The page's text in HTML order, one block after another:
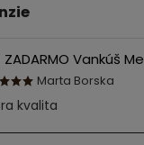
Marta Borska
kvalita